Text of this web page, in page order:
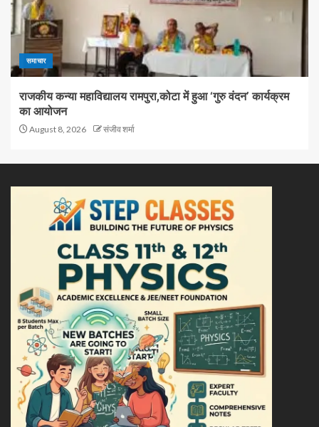
समाचार
राजकीय कन्या महाविद्यालय रामपुरा,कोटा में हुआ ‘गुरु वंदन’ कार्यक्रम
का आयोजन
August 8, 2026 संजीव शर्मा